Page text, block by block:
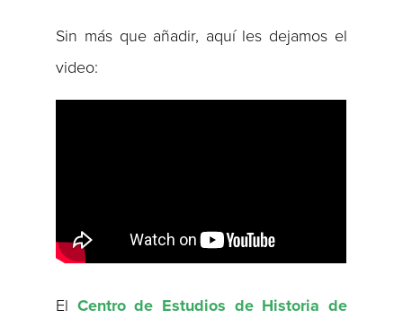
Sin más que añadir, aquí les dejamos el
video:
El Centro de Estudios de Historia de